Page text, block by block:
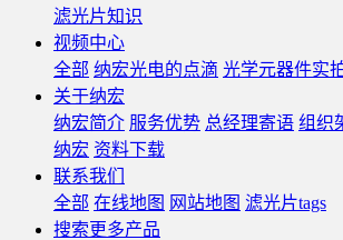
滤光片知识
视频中心
全部 纳宏光电的点滴 光学元器件实
关于纳宏
纳宏简介 服务优势 总经理寄语 组织
纳宏 资料下载
联系我们
全部 在线地图 网站地图 滤光片tags
搜索更多产品